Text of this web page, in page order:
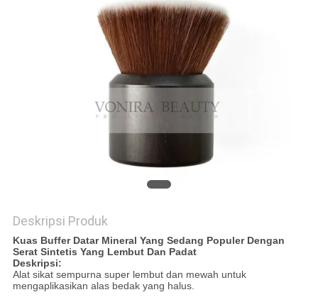
Deskripsi Produk
Kuas Buffer Datar Mineral Yang Sedang Populer Dengan
Serat Sintetis Yang Lembut Dan Padat
Deskripsi:
Alat sikat sempurna super lembut dan mewah untuk
mengaplikasikan alas bedak yang halus.